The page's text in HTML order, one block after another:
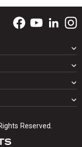
Reserved.